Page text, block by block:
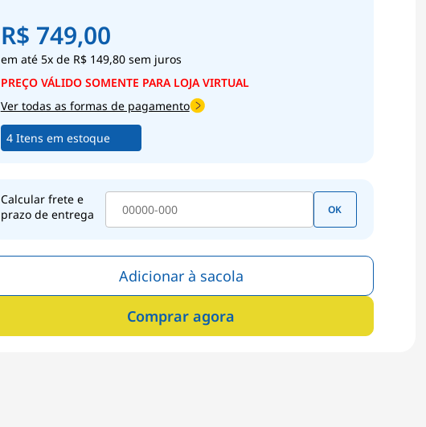
R$ 749,00
5x de R$ 149,80sem juros
Ver todas as formas de pagamento
4 Itens em estoque
Calcular frete e
prazo de entrega
OK
Adicionar à sacola
Comprar agora